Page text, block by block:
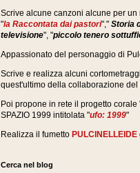
Scrive alcune canzoni alcune per
"la Raccontata dai pastori"," Storia
televisione", "piccolo tenero
Appassionato del personaggio di
Scrive e realizza alcuni
quest'ultimo della collaborazione del
Poi propone in rete il progetto corale
SPAZIO 1999 intitolata "ufo: 1999"
Realizza il fumetto PULCINELLEIDE
Cerca nel blog